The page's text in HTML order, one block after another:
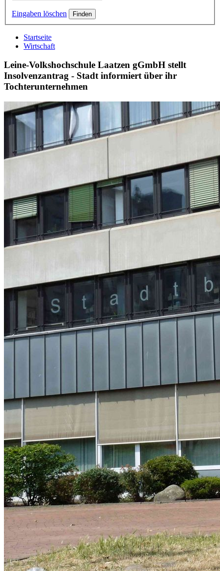
Eingaben löschen
Startseite
Wirtschaft
Leine-Volkshochschule Laatzen gGmbH stellt
Insolvenzantrag - Stadt informiert über ihr
Tochterunternehmen